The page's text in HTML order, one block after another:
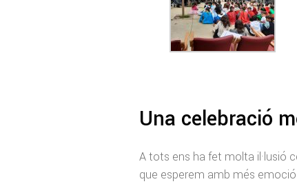
Una celebració
A tots ens ha fet molta il·lusió
que esperem amb més emoció